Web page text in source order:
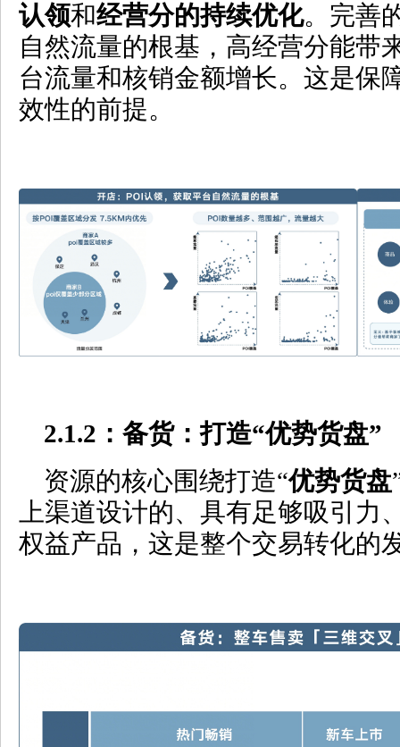
认领和经营分的持续优化。完善
自然流量的根基，高经营分能带
台流量和核销金额增长。这是保
效性的前提。
2.1.2 ：备货：打造“优势货盘”
资源的核心围绕打造“优势货盘
上渠道设计的、具有足够吸引力
权益产品，这是整个交易转化的